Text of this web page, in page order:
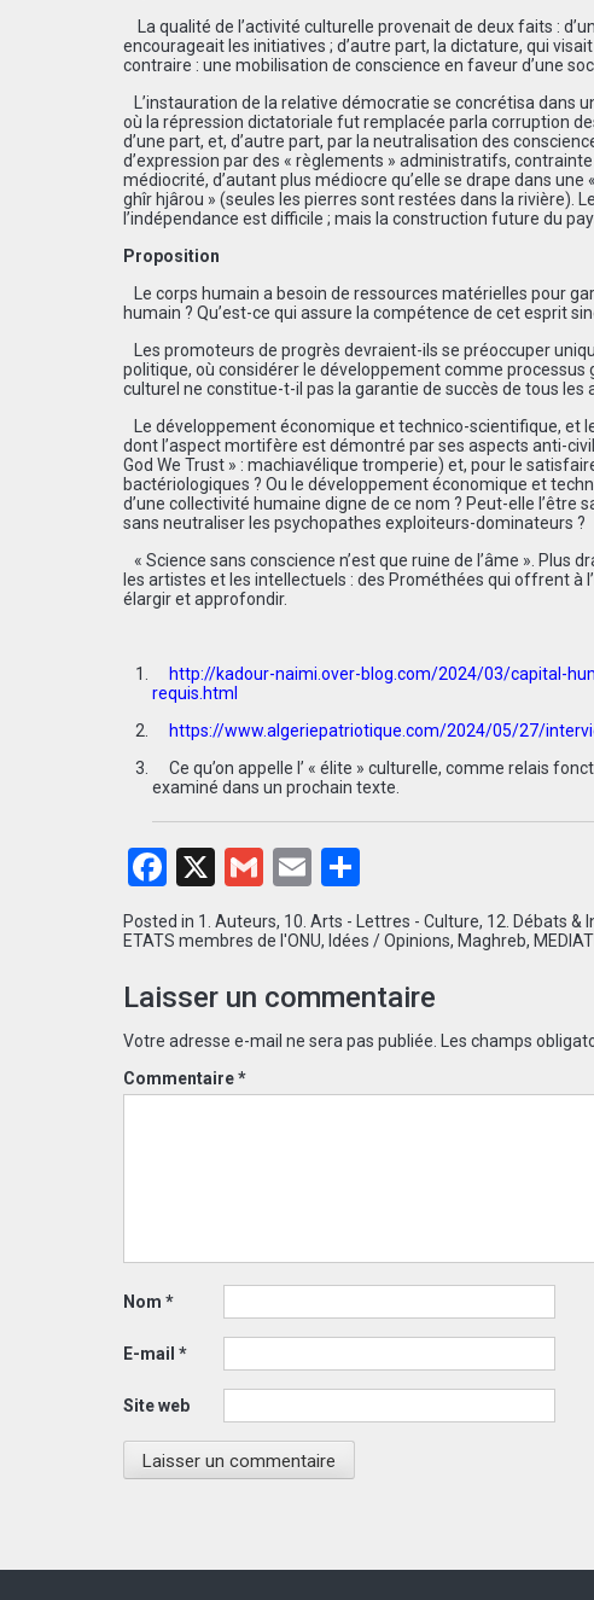
La qualité de l’activité culturelle provenait de deux faits :
encourageait les initiatives ; d’autre part, la dictature, qui
contraire : une mobilisation de conscience en faveur d’une
L’instauration de la relative démocratie se concrétisa dans
où la répression dictatoriale fut remplacée parla corruption
d’une part, et, d’autre part, par la neutralisation des
d’expression par des « règlements » administratifs,
médiocrité, d’autant plus médiocre qu’elle se drape dans
ghîr hjârou » (seules les pierres sont restées dans la rivière).
l’indépendance est difficile ; mais la construction future du
Proposition
Le corps humain a besoin de ressources matérielles pour
humain ? Qu’est-ce qui assure la compétence de cet esprit
Les promoteurs de progrès devraient-ils se préoccuper
politique, où considérer le développement comme
culturel ne constitue-t-il pas la garantie de succès de tous les
Le développement économique et technico-scientifique, et
dont l’aspect mortifère est démontré par ses aspects anti-
God We Trust » : machiavélique tromperie) et, pour le
bactériologiques ? Ou le développement économique et
d’une collectivité humaine digne de ce nom ? Peut-elle
sans neutraliser les psychopathes exploiteurs-dominateurs ?
« Science sans conscience n’est que ruine de l’âme ».
les artistes et les intellectuels : des Prométhées qui offrent à
élargir et approfondir.
http://kadour-naimi.over-blog.com/2024/03/capital-
requis.html
https://www.algeriepatriotique.com/2024/05/27/
Ce qu’on appelle l’ « élite » culturelle, comme relais
examiné dans un prochain texte.
Facebook
X Gmail
Email
Posted in 1. Auteurs, 10. Arts - Lettres - Culture, 12. Débats &
ETATS membres de l'ONU, Idées / Opinions, Maghreb,
Laisser un commentaire
Votre adresse e-mail ne sera pas publiée. Les champs
Commentaire*
Nom *
E-mail *
Site web